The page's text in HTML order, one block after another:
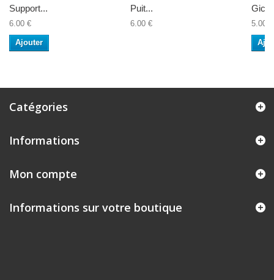
Support...
6.00 €
Ajouter
Puit...
6.00 € 5.00 €
Catégories
Informations
Mon compte
Informations sur votre boutique